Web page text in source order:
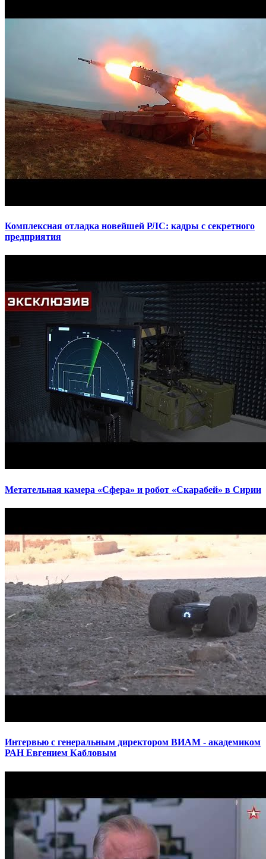
Комплексная отладка новейшей РЛС: кадры с секретного
предприятия
Метательная камера «Сфера» и робот «Скарабей» в Сирии
Интервью с генеральным директором ВИАМ - академиком
РАН Евгением Кабловым